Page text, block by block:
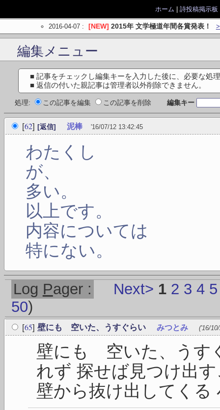
ホーム 詩投稿掲示板
2016-04-07: [NEW] 2015年 文学極道年間各賞発表！
編集メニュー
■ 記事をチェックし編集キーを入力した後に、必要な処
■ 返信の付いた親記事は管理者以外削除できません。
処理: この記事を編集 この記事を削除 編集キー
[62] [返信] 泥棒 '16/07/12 13:42:45
わたくし
が、
多い。
以上です。
内容については
特にない。
Log Pager : Next> 1 2 3 4 5
50)
[65] 壁にも 空いた、うすぐらい みつとみ ('16/
壁にも 空いた、うす
れず 探せば見つけ出
壁から抜け出してくる